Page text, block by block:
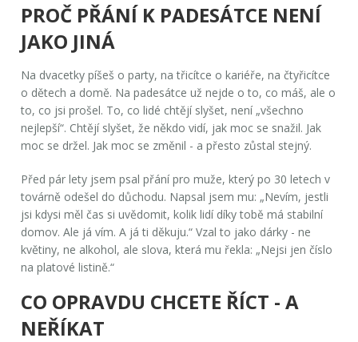
PROČ PŘÁNÍ K PADESÁTCE NENÍ
JAKO JINÁ
Na dvacetky píšeš o party, na třicítce o kariéře, na čtyřicítce
o dětech a domě. Na padesátce už nejde o to, co máš, ale o
to, co jsi prošel. To, co lidé chtějí slyšet, není „všechno
nejlepší“. Chtějí slyšet, že někdo vidí, jak moc se snažil. Jak
moc se držel. Jak moc se změnil - a přesto zůstal stejný.
Před pár lety jsem psal přání pro muže, který po 30 letech v
továrně odešel do důchodu. Napsal jsem mu: „Nevím, jestli
jsi kdysi měl čas si uvědomit, kolik lidí díky tobě má stabilní
domov. Ale já vím. A já ti děkuju.“ Vzal to jako dárky - ne
květiny, ne alkohol, ale slova, která mu řekla: „Nejsi jen číslo
na platové listině.“
CO OPRAVDU CHCETE ŘÍCT - A
NEŘÍKAT